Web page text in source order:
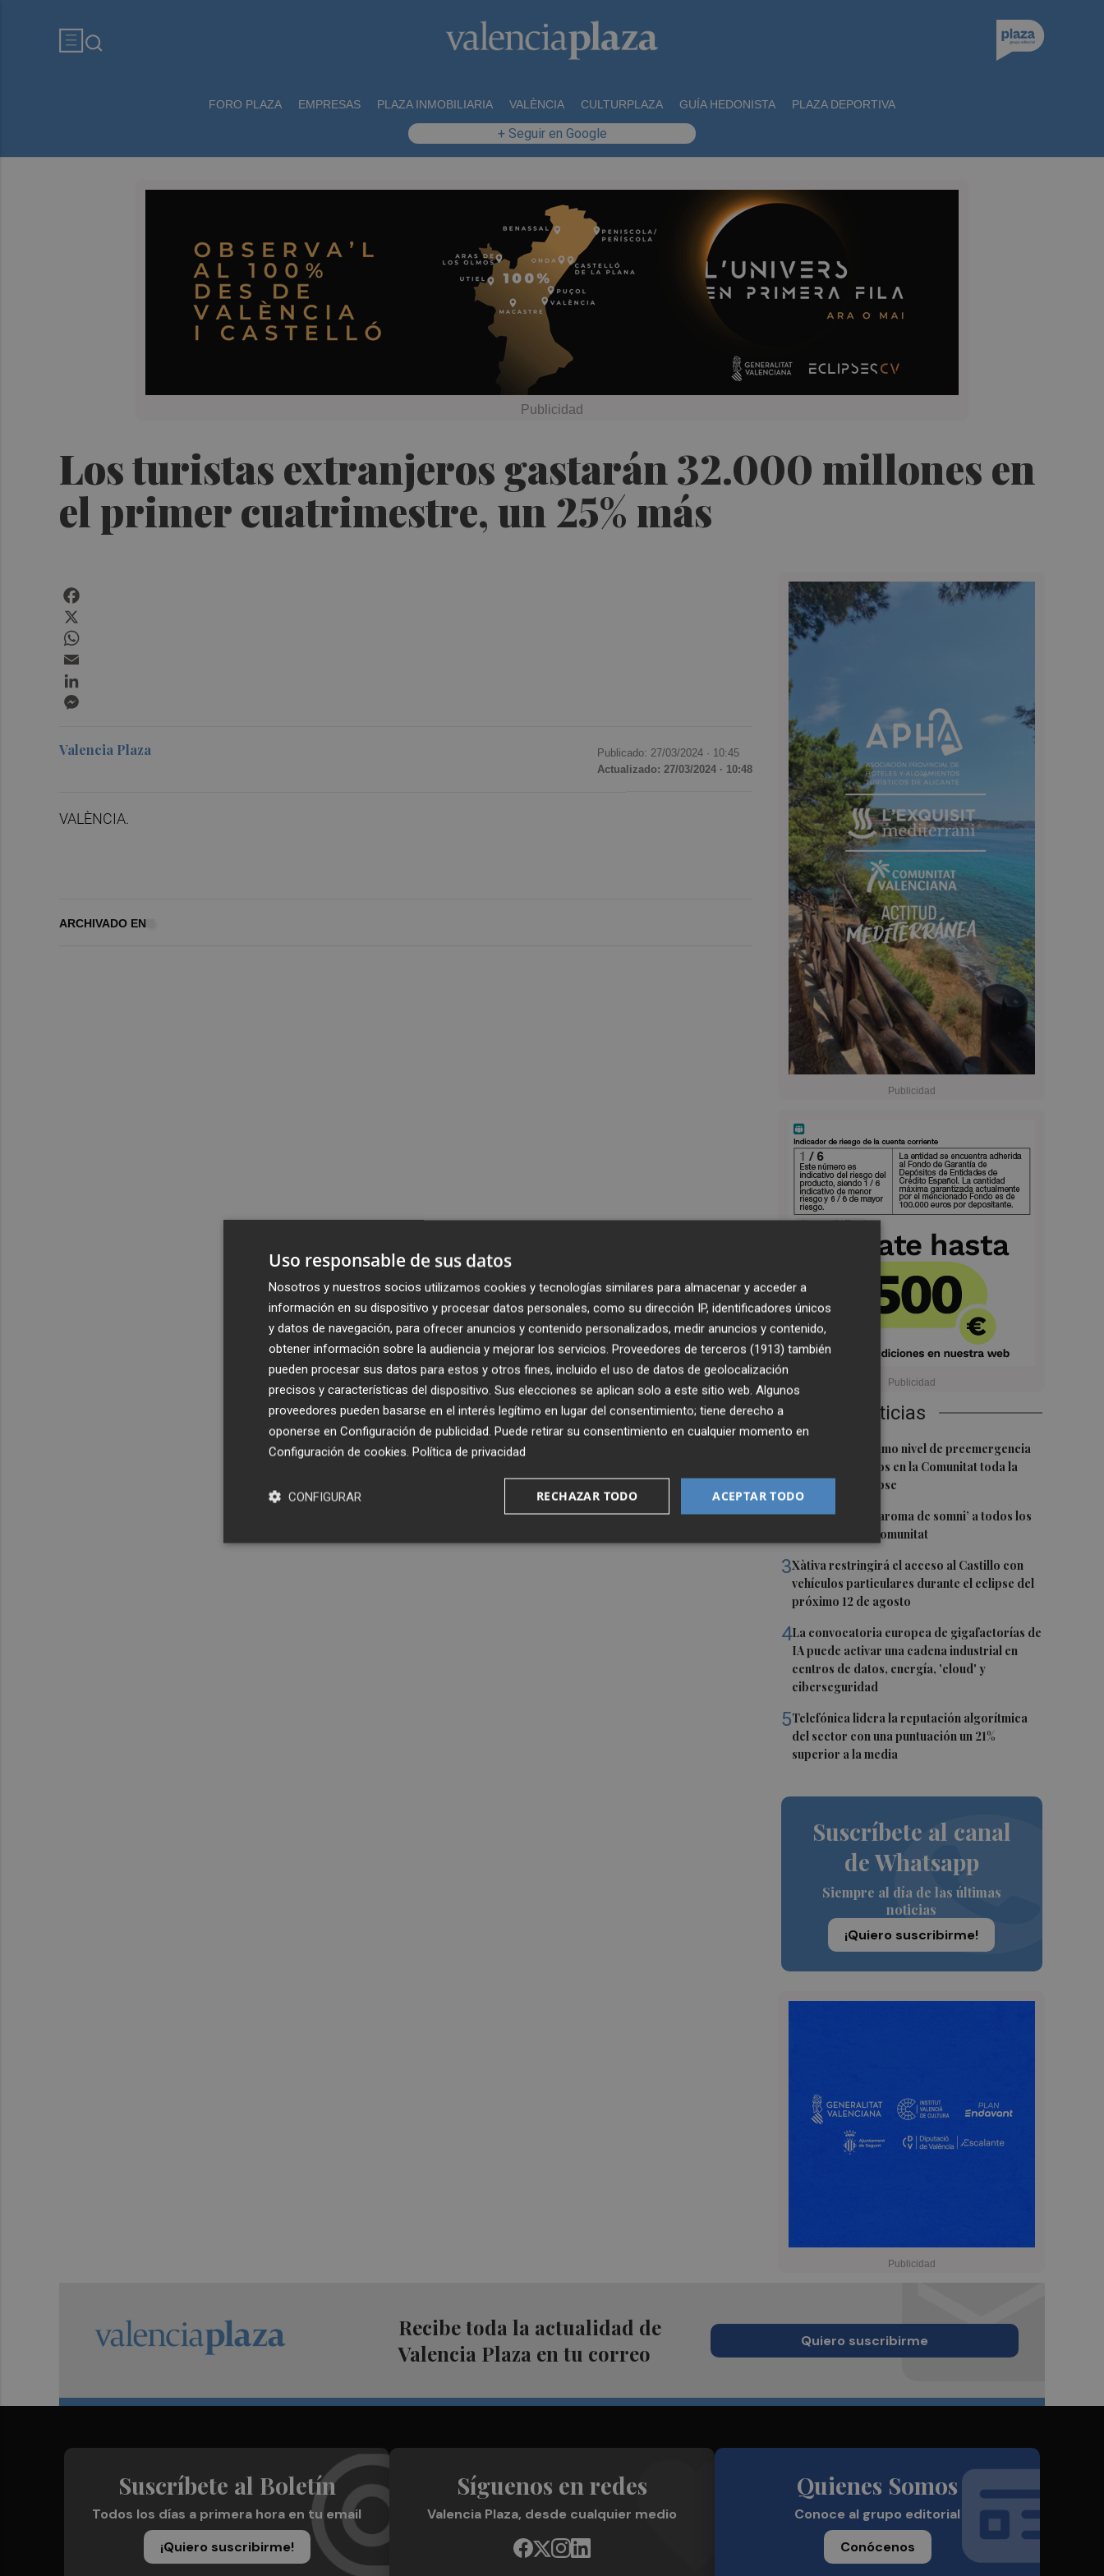
FORO PLAZA EMPRESAS PLAZA INMOBILIARIA VALÈNCIA CULTURPLAZA GUÍA HEDONISTA PLAZA DEPORTIVA
+ Seguir en Google
Los turistas extranjeros gastarán 32.000 millones en
el primer cuatrimestre, un 25% más
Últimas Noticias
Activado el máximo nivel de preemergencia
frente a incendios en la Comunitat toda la
jornada del eclipse
2Bétera lleva su ‘aroma de somni’ a todos los
rincones de la Comunitat
3Xàtiva restringirá el acceso al Castillo con
vehículos particulares durante el eclipse del
próximo 12 de agosto
4La convocatoria europea de gigafactorías de
IA puede activar una cadena industrial en
centros de datos, energía, 'cloud' y
ciberseguridad
5Telefónica lidera la reputación algorítmica
del sector con una puntuación un 21%
superior a la media
Suscríbete al canal
de Whatsapp
Siempre al día de las últimas
noticias
¡Quiero suscribirme!
Valencia Plaza Publicado: 27/03/2024 · 10:45
Actualizado: 27/03/2024 · 10:48
VALÈNCIA.
ARCHIVADO EN
Recibe toda la actualidad de
Valencia Plaza en tu correo
Quiero suscribirme
Suscríbete al Boletín
Todos los días a primera hora en tu email
¡Quiero suscribirme!
Síguenos en redes
Valencia Plaza, desde cualquier medio
Quienes Somos
Conoce al grupo editorial
Conócenos
Uso responsable de sus datos
Nosotros y nuestros socios utilizamos cookies y tecnologías similares para almacenar y acceder a
información en su dispositivo y procesar datos personales, como su dirección IP, identificadores únicos
y datos de navegación, para ofrecer anuncios y contenido personalizados, medir anuncios y contenido,
obtener información sobre la audiencia y mejorar los servicios. Proveedores de terceros (1913) también
pueden procesar sus datos para estos y otros fines, incluido el uso de datos de geolocalización
precisos y características del dispositivo. Sus elecciones se aplican solo a este sitio web. Algunos
proveedores pueden basarse en el interés legítimo en lugar del consentimiento; tiene derecho a
oponerse en Configuración de publicidad. Puede retirar su consentimiento en cualquier momento en
Configuración de cookies. Política de privacidad
ACEPTAR TODO
RECHAZAR TODO
CONFIGURAR